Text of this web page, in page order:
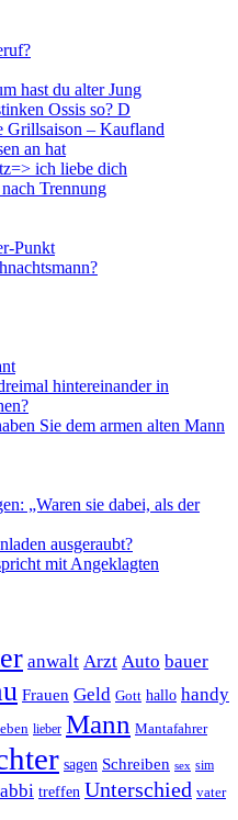
hast du alter Jung
Ossis so? D
Grillsaison – Kaufland
an hat
ich liebe dich
Trennung
Punkt
hintereinander in
Sie dem armen alten Mann
„Waren sie dabei, als der
ausgeraubt?
mit Angeklagten
anwalt Arzt Auto bauer
Frauen Geld Gott hallo handy
lieber Mann Mantafahrer
sagen Schreiben sex sim
treffen Unterschied vater